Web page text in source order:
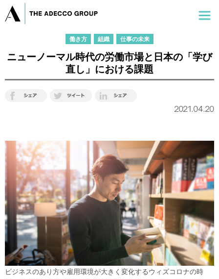
働き方 組織 仕事の未来
ニューノーマル時代の労働市場と日本の「学び
直し」における課題
2021.04.20
ビジネスのあり方や雇用環境が大きく変化するウィズコロナの時